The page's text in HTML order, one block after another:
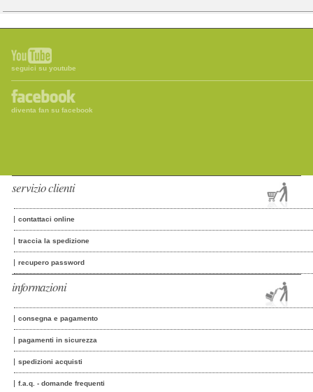
seguici su youtube
diventa fan su facebook
servizio clienti
contattaci online
traccia la spedizione
recupero password
informazioni
consegna e pagamento
pagamenti in sicurezza
spedizioni acquisti
f.a.q. - domande frequenti